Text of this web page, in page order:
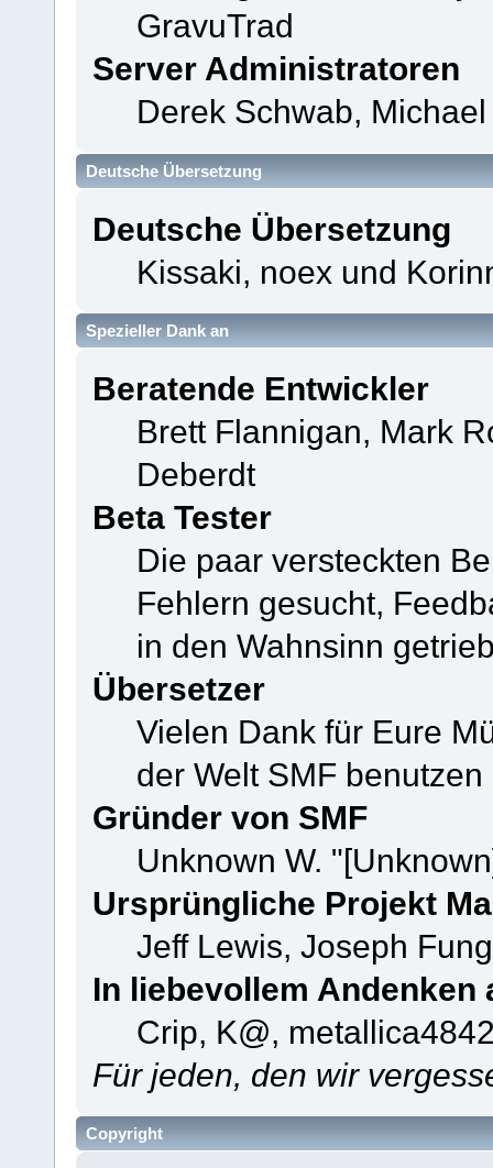
GravuTrad
Server Administratoren
Derek Schwab,
Deutsche Übersetzung
Deutsche Übersetzung
Kissaki, noex und
Spezieller Dank an
Beratende Entwickler
Brett Flannigan, Mark
Deberdt
Beta Tester
Die paar versteckten
Fehlern gesucht,
in den Wahnsinn
Übersetzer
Vielen Dank für Eure
der Welt SMF
Gründer von SMF
Unknown W.
Ursprüngliche Projekt
Jeff Lewis, Joseph
In liebevollem Andenken
Crip, K@,
Für jeden, den wir
Copyright